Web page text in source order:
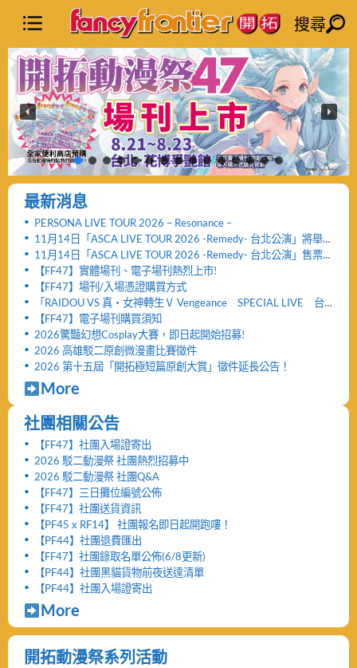
搜尋
最新消息
PERSONA LIVE TOUR 2026 – Resonance –
11月14日「ASCA LIVE TOUR 2026 -Remedy- 台北公演」將舉
辦「FF47迷你演唱會」與「致贈小禮物活動」
11月14日「ASCA LIVE TOUR 2026 -Remedy- 台北公演」售票
網頁公開及女性粉絲看台區設置公告！！
【FF47】實體場刊、電子場刊熱烈上市!
【FF47】場刊/入場憑證購買方式
「RAIDOU VS 真・女神轉生Ⅴ Vengeance SPECIAL LIVE 台
北公演」活動取消及退票服務相關公告
【FF47】電子場刊購買須知
2026驚豔幻想Cosplay大賽，即日起開始招募!
2026 高雄駁二原創微漫畫比賽徵件
2026 第十五屆「開拓極短篇原創大賞」徵件延長公告！
More
社團相關公告
【FF47】社團入場證寄出
2026 駁二動漫祭 社團熱烈招募中
2026 駁二動漫祭 社團Q&A
【FF47】三日攤位編號公佈
【FF47】社團送貨資訊
【PF45 x RF14】 社團報名即日起開跑嘍！
【PF44】社團退費匯出
【FF47】社團錄取名單公佈(6/8更新)
【PF44】社團黑貓貨物前夜送達清單
【PF44】社團入場證寄出
More
開拓動漫祭系列活動